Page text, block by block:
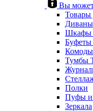
Вы
Товары
Диваны
Шкафы
Комоды
Тумбы
Полки
Пуфы и
Зеркала